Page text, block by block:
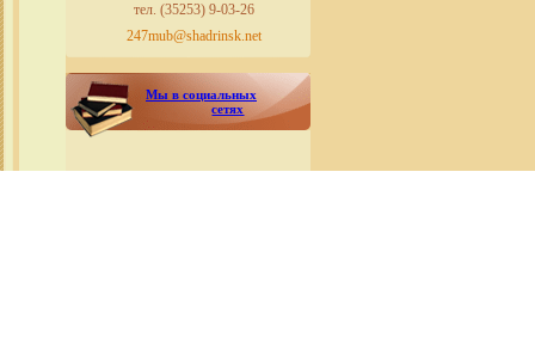
тел. (35253) 9-03-26
247mub@shadrinsk.net
Мы в социальных
сетях